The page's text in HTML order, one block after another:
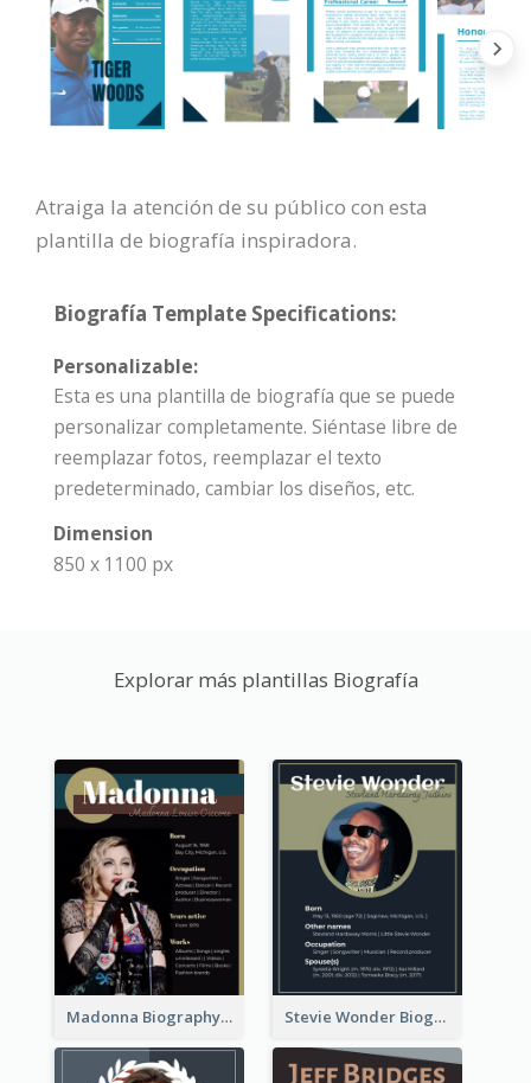
Atraiga la atención de su público con esta
plantilla de biografía inspiradora.
Biografía Template Specifications:
Personalizable:
Esta es una plantilla de biografía que se puede
personalizar completamente. Siéntase libre de
reemplazar fotos, reemplazar el texto
predeterminado, cambiar los diseños, etc.
Dimension
850 x 1100 px
Explorar más plantillas Biografía
Madonna Biography Stevie Wonder Biography